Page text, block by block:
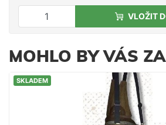
VLOŽIT
MOHLO BY VÁS
SKLADEM